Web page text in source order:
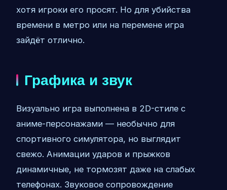
хотя игроки его просят. Но для убийства
времени в метро или на перемене игра
зайдёт отлично.
Графика и звук
Визуально игра выполнена в 2D-стиле с
аниме-персонажами — необычно для
спортивного симулятора, но выглядит
свежо. Анимации ударов и прыжков
динамичные, не тормозят даже на слабых
телефонах. Звуковое сопровождение